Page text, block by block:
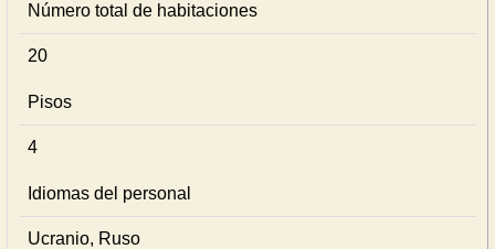
Número total de habitaciones
20
Pisos
4
Idiomas del personal
Ucranio, Ruso